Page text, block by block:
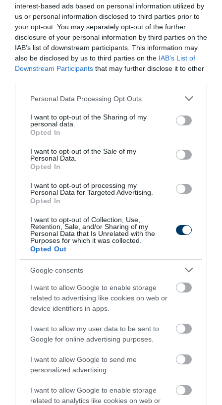
interest-based ads based on personal information utilized by
us or personal information disclosed to third parties prior to
your opt-out. You may separately opt-out of the further
disclosure of your personal information by third parties on the
IAB’s list of downstream participants. This information may
also be disclosed by us to third parties on the IAB’s List of
Downstream Participants that may further disclose it to other
Please note that this website/app uses one or more Google
not limited to your visit or usage behaviour. You may click to
grant or deny consent to Google and its third-party tags to
use your data for below specified purposes in below Google
consent section.
Personal Data Processing Opt Outs
I want to opt-out of the Sharing of my
personal data.
Opted In
I want to opt-out of the Sale of my
Personal Data.
Opted In
I want to opt-out of processing my
Personal Data for Targeted Advertising.
Opted In
I want to opt-out of Collection, Use,
Retention, Sale, and/or Sharing of my
Personal Data that Is Unrelated with the
Purposes for which it was collected.
Opted Out
Google consents
I want to allow Google to enable storage
related to advertising like cookies on web or
device identifiers in apps.
I want to allow my user data to be sent to
Google for online advertising purposes.
I want to allow Google to send me
personalized advertising.
I want to allow Google to enable storage
related to analytics like cookies on web or
103 152
Fungus Dries Up And Falls Off After The First
3 h 24 min
Stop Eating These 3 Foods That Are Known to
Cause Parasites